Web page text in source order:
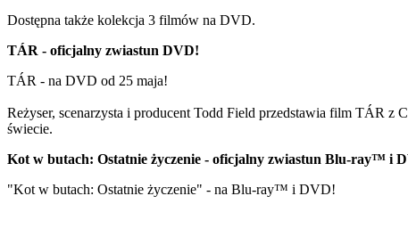
Dostępna także kolekcja 3 filmów na DVD.
TÁR - oficjalny zwiastun DVD!
TÁR - na DVD od 25 maja!
Reżyser, scenarzysta i producent Todd Field przedstawia film TÁR z
świecie.
Kot w butach: Ostatnie życzenie - oficjalny zwiastun Blu-ray™ i
"Kot w butach: Ostatnie życzenie" - na Blu-ray™ i DVD!